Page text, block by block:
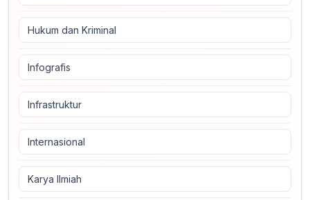
Hukum dan Kriminal
Infografis
Infrastruktur
Internasional
Karya Ilmiah